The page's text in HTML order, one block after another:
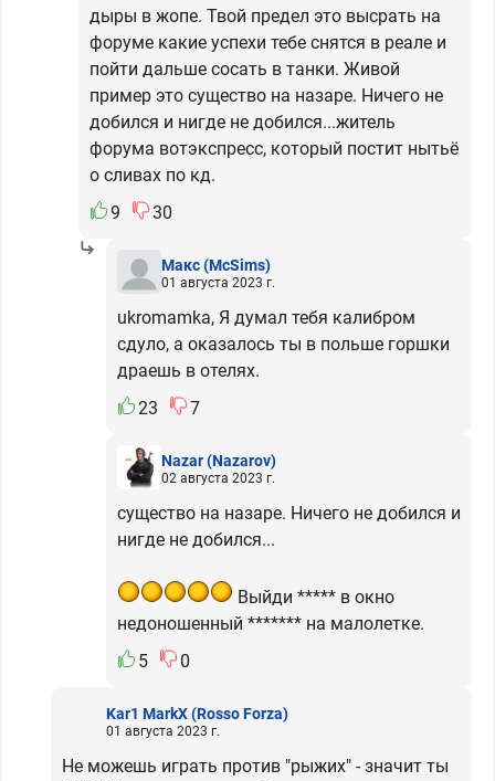
дыры в жопе. Твой предел это высрать на
форуме какие успехи тебе снятся в реале и
пойти дальше сосать в танки. Живой
пример это существо на назаре. Ничего не
добился и нигде не добился...житель
форума вотэкспресс, который постит нытьё
о сливах по кд.
9
30
Макс(McSims)
01 августа 2023 г.
ukromamka, Я думал тебя калибром
сдуло, а оказалось ты в польше горшки
драешь в отелях.
23
7
Nazar(Nazarov)
02 августа 2023 г.
существо на назаре. Ничего не добился и
нигде не добился...
Выйди ***** в окно
недоношенный ******* на малолетке.
5
0
Kar1 MarkX(Rosso Forza)
01 августа 2023 г.
Не можешь играть против "рыжих" - значит ты